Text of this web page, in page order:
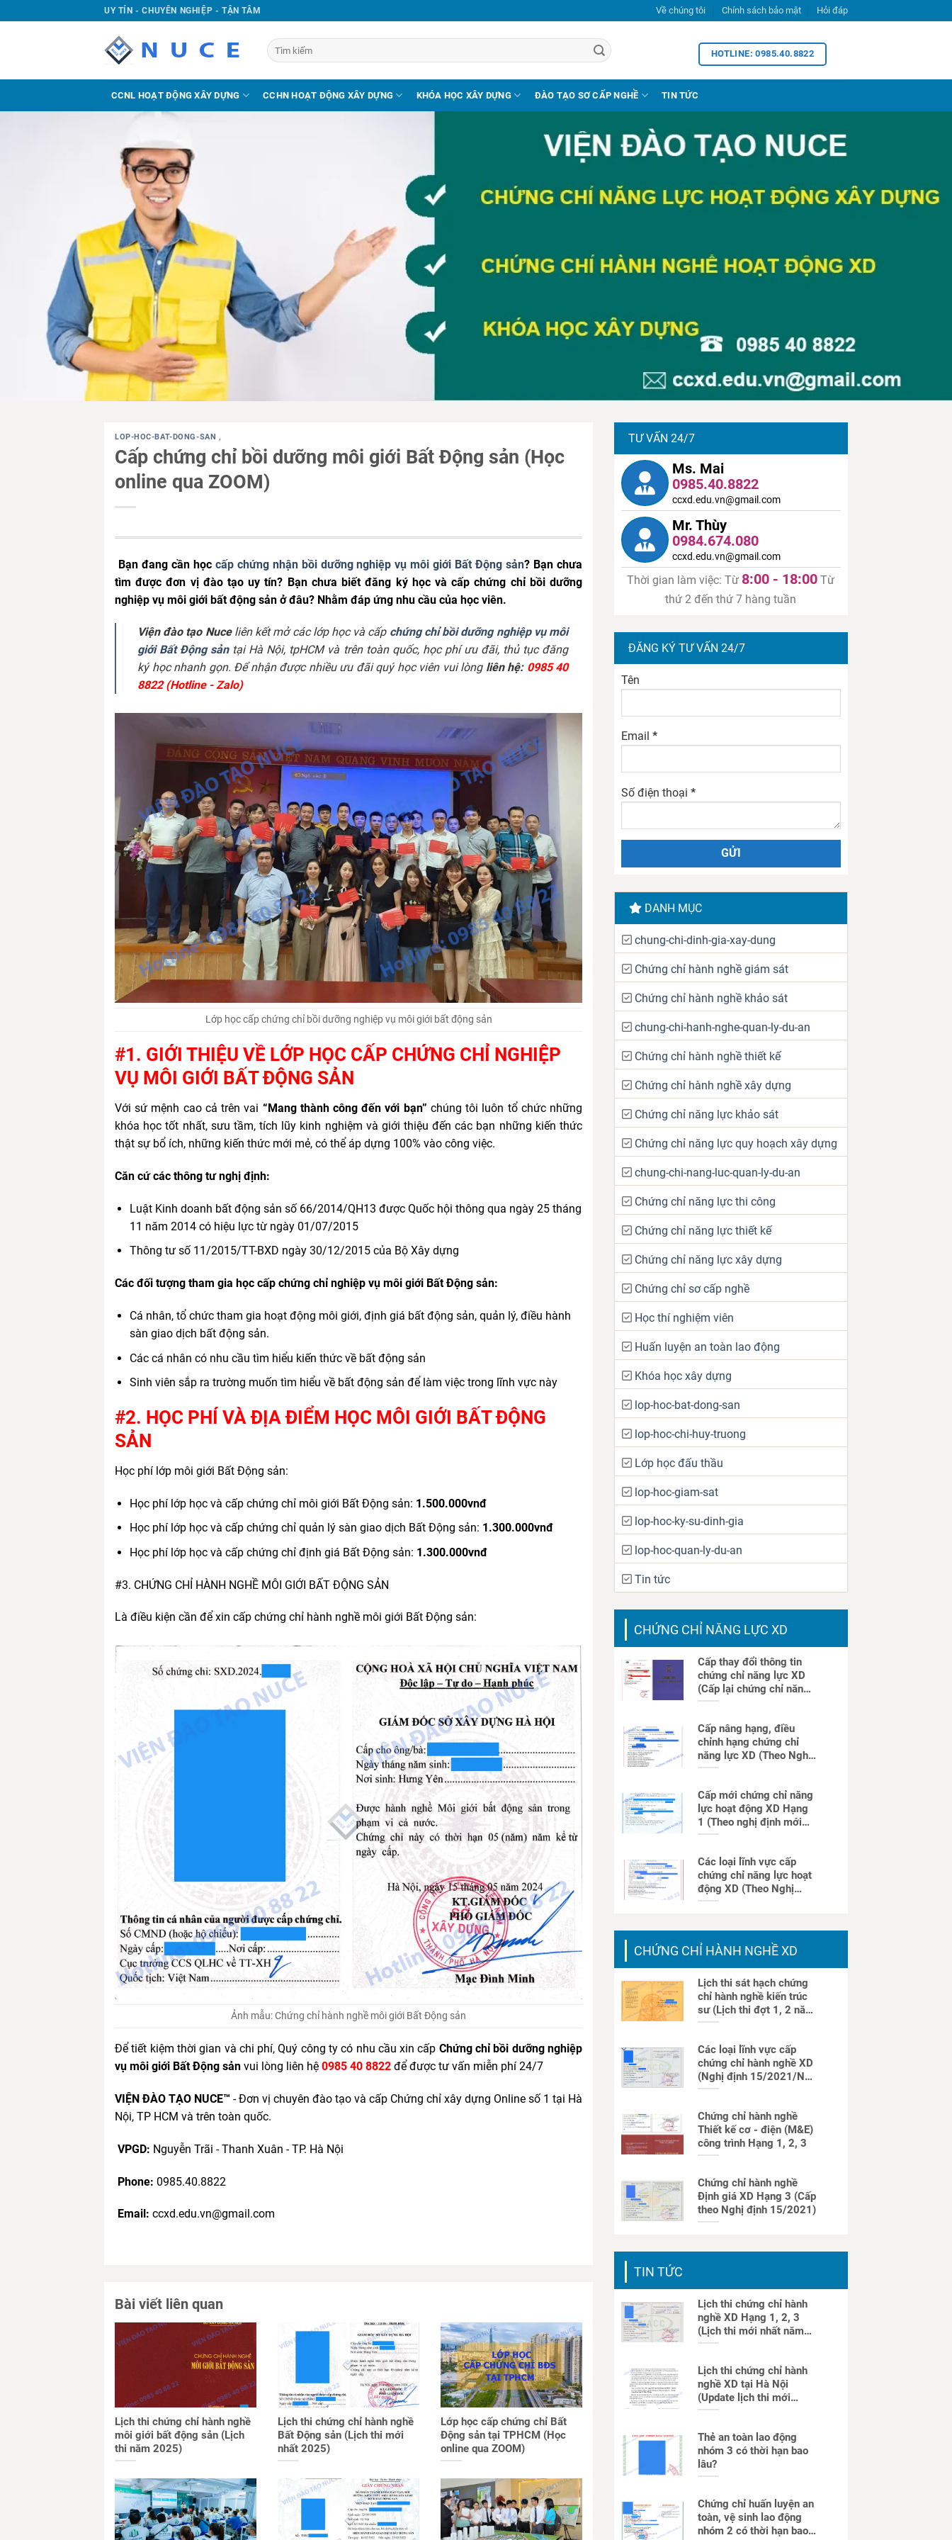
UY TÍN - CHUYÊN NGHIỆP - TẬN TÂM Về chúng tôi Chính sách bảo mật Hỏi đáp
HOTLINE: 0985.40.8822
CCNL HOẠT ĐỘNG XÂY DỰNG CCHN HOẠT ĐỘNG XÂY DỰNG KHÓA HỌC XÂY DỰNG ĐÀO TẠO SƠ CẤP NGHỀ TIN TỨC
LOP-HOC-BAT-DONG-SAN ,
Cấp chứng chỉ bồi dưỡng môi giới Bất Động sản (Học
online qua ZOOM)
Bạn đang cần học cấp chứng nhận bồi dưỡng nghiệp vụ môi giới Bất Động sản? Bạn chưa
tìm được đơn vị đào tạo uy tín? Bạn chưa biết đăng ký học và cấp chứng chỉ bồi dưỡng
nghiệp vụ môi giới bất động sản ở đâu? Nhằm đáp ứng nhu cầu của học viên.
Viện đào tạo Nuceliên kết mở các lớp học và cấp chứng chỉ bồi dưỡng nghiệp vụ môi
giới Bất Động sảntại Hà Nội, tpHCM và trên toàn quốc, học phí ưu đãi, thủ tục đăng
ký học nhanh gọn. Để nhận được nhiều ưu đãi quý học viên vui lòng liên hệ: 0985 40
8822 (Hotline - Zalo)
Lớp học cấp chứng chỉ bồi dưỡng nghiệp vụ môi giới bất động sản
#1. GIỚI THIỆU VỀ LỚP HỌC CẤP CHỨNG CHỈ NGHIỆP
VỤ MÔI GIỚI BẤT ĐỘNG SẢN
Với sứ mệnh cao cả trên vai “Mang thành công đến với bạn” chúng tôi luôn tổ chức những
khóa học tốt nhất, sưu tầm, tích lũy kinh nghiệm và giới thiệu đến các bạn những kiến thức
thật sự bổ ích, những kiến thức mới mẻ, có thể áp dựng 100% vào công việc.
Căn cứ các thông tư nghị định:
Luật Kinh doanh bất động sản số 66/2014/QH13 được Quốc hội thông qua ngày 25 tháng
11 năm 2014 có hiệu lực từ ngày 01/07/2015
Thông tư số 11/2015/TT-BXD ngày 30/12/2015 của Bộ Xây dựng
Các đối tượng tham gia học cấp chứng chỉ nghiệp vụ môi giới Bất Động sản:
Cá nhân, tổ chức tham gia hoạt động môi giới, định giá bất động sản, quản lý, điều hành
sàn giao dịch bất động sản.
Các cá nhân có nhu cầu tìm hiểu kiến thức về bất động sản
Sinh viên sắp ra trường muốn tìm hiểu về bất động sản để làm việc trong lĩnh vực này
#2. HỌC PHÍ VÀ ĐỊA ĐIỂM HỌC MÔI GIỚI BẤT ĐỘNG
SẢN
Học phí lớp môi giới Bất Động sản:
Học phí lớp học và cấp chứng chỉ môi giới Bất Động sản: 1.500.000vnđ
Học phí lớp học và cấp chứng chỉ quản lý sàn giao dịch Bất Động sản: 1.300.000vnđ
Học phí lớp học và cấp chứng chỉ định giá Bất Động sản: 1.300.000vnđ
#3. CHỨNG CHỈ HÀNH NGHỀ MÔI GIỚI BẤT ĐỘNG SẢN
Là điều kiện cần để xin cấp chứng chỉ hành nghề môi giới Bất Động sản:
Ảnh mẫu: Chứng chỉ hành nghề môi giới Bất Động sản
Để tiết kiệm thời gian và chi phí, Quý công ty có nhu cầu xin cấp Chứng chỉ bồi dưỡng nghiệp
vụ môi giới Bất Động sản vui lòng liên hệ 0985 40 8822 để được tư vấn miễn phí 24/7
VIỆN ĐÀO TẠO NUCE™ - Đơn vị chuyên đào tạo và cấp Chứng chỉ xây dựng Online số 1 tại Hà
Nội, TP HCM và trên toàn quốc.
VPGD: Nguyễn Trãi - Thanh Xuân - TP. Hà Nội
Phone: 0985.40.8822
Email: ccxd.edu.vn@gmail.com
Bài viết liên quan
Lịch thi chứng chỉ hành nghề
môi giới bất động sản (Lịch
thi năm 2025)
Lịch thi chứng chỉ hành nghề
Bất Động sản (Lịch thi mới
nhất 2025)
Lớp học cấp chứng chỉ Bất
Động sản tại TPHCM (Học
online qua ZOOM)
TƯ VẤN 24/7
Ms. Mai
0985.40.8822
ccxd.edu.vn@gmail.com
Mr. Thùy
0984.674.080
ccxd.edu.vn@gmail.com
Thời gian làm việc: Từ 8:00 - 18:00 Từ
thứ 2 đến thứ 7 hàng tuần
ĐĂNG KÝ TƯ VẤN 24/7
Tên
Email *
Số điện thoại *
DANH MỤC
chung-chi-dinh-gia-xay-dung
Chứng chỉ hành nghề giám sát
Chứng chỉ hành nghề khảo sát
chung-chi-hanh-nghe-quan-ly-du-an
Chứng chỉ hành nghề thiết kế
Chứng chỉ hành nghề xây dựng
Chứng chỉ năng lực khảo sát
Chứng chỉ năng lực quy hoạch xây dựng
chung-chi-nang-luc-quan-ly-du-an
Chứng chỉ năng lực thi công
Chứng chỉ năng lực thiết kế
Chứng chỉ năng lực xây dựng
Chứng chỉ sơ cấp nghề
Học thí nghiệm viên
Huấn luyện an toàn lao động
Khóa học xây dựng
lop-hoc-bat-dong-san
lop-hoc-chi-huy-truong
Lớp học đấu thầu
lop-hoc-giam-sat
lop-hoc-ky-su-dinh-gia
lop-hoc-quan-ly-du-an
Tin tức
CHỨNG CHỈ NĂNG LỰC XD
Cấp thay đổi thông tin
chứng chỉ năng lực XD
(Cấp lại chứng chỉ năng
lực)
Cấp nâng hạng, điều
chỉnh hạng chứng chỉ
năng lực XD (Theo Nghị
định mới)
Cấp mới chứng chỉ năng
lực hoạt động XD Hạng
1 (Theo nghị định mới
nhất)
Các loại lĩnh vực cấp
chứng chỉ năng lực hoạt
động XD (Theo Nghị
định mới)
CHỨNG CHỈ HÀNH NGHỀ XD
Lịch thi sát hạch chứng
chỉ hành nghề kiến trúc
sư (Lịch thi đợt 1, 2 năm
2026)
Các loại lĩnh vực cấp
chứng chỉ hành nghề XD
(Nghị định 15/2021/NĐ-
CP)
Chứng chỉ hành nghề
Thiết kế cơ - điện (M&E)
công trình Hạng 1, 2, 3
Chứng chỉ hành nghề
Định giá XD Hạng 3 (Cấp
theo Nghị định 15/2021)
TIN TỨC
Lịch thi chứng chỉ hành
nghề XD Hạng 1, 2, 3
(Lịch thi mới nhất năm
2025)
Lịch thi chứng chỉ hành
nghề XD tại Hà Nội
(Update lịch thi mới
nhất)
Thẻ an toàn lao động
nhóm 3 có thời hạn bao
lâu?
Chứng chỉ huấn luyện an
toàn, vệ sinh lao động
nhóm 2 có thời hạn bao